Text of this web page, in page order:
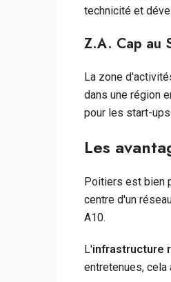
technicité et
Z.A. Cap au
La zone
dans une région
pour les start-
Les
Poitiers est bien
centre d'un
A10.
L'infrastructure
entretenues,